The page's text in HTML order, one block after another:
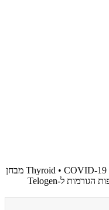
אפלוביום טלוגני (Telogen Effluvium) - נשירת שיער דיפוזית 2-3 חודשים לאחר טריגר. Self-limited תוך 6-9 חודשים. טריגרים: • לידה • חום גבוה • ניתוח • סטרס • דיאטה • מחסורים • תרופות • Thyroid • COVID-19 מבחן
תלישה (Pull test): אחיזה של 50-60 שערות ומשיכה עדינה מהשורש - יותר מ-6 שערות שנתלשות (10% ומעלה) מעידות על נשירה פעילה. שערות טלוגניות (club hair) בעלות bulb לבן מעוגל. תרופות הגורמות ל-Telogen